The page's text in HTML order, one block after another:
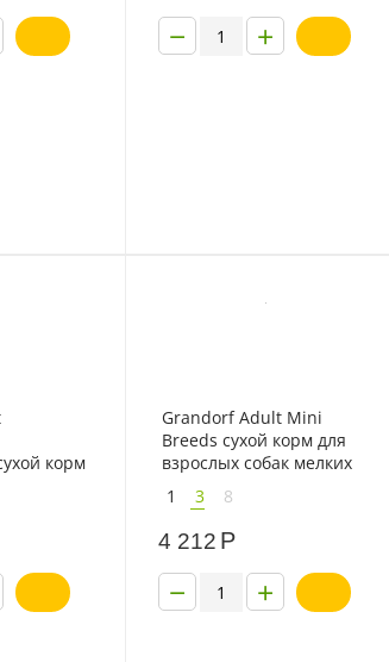
+
−
корм
и
Grandorf Adult Mini
Breeds сухой корм для
взрослых собак мелких
пород с ягненком и
индейкой
1 3 8
4 212 Р
+
−